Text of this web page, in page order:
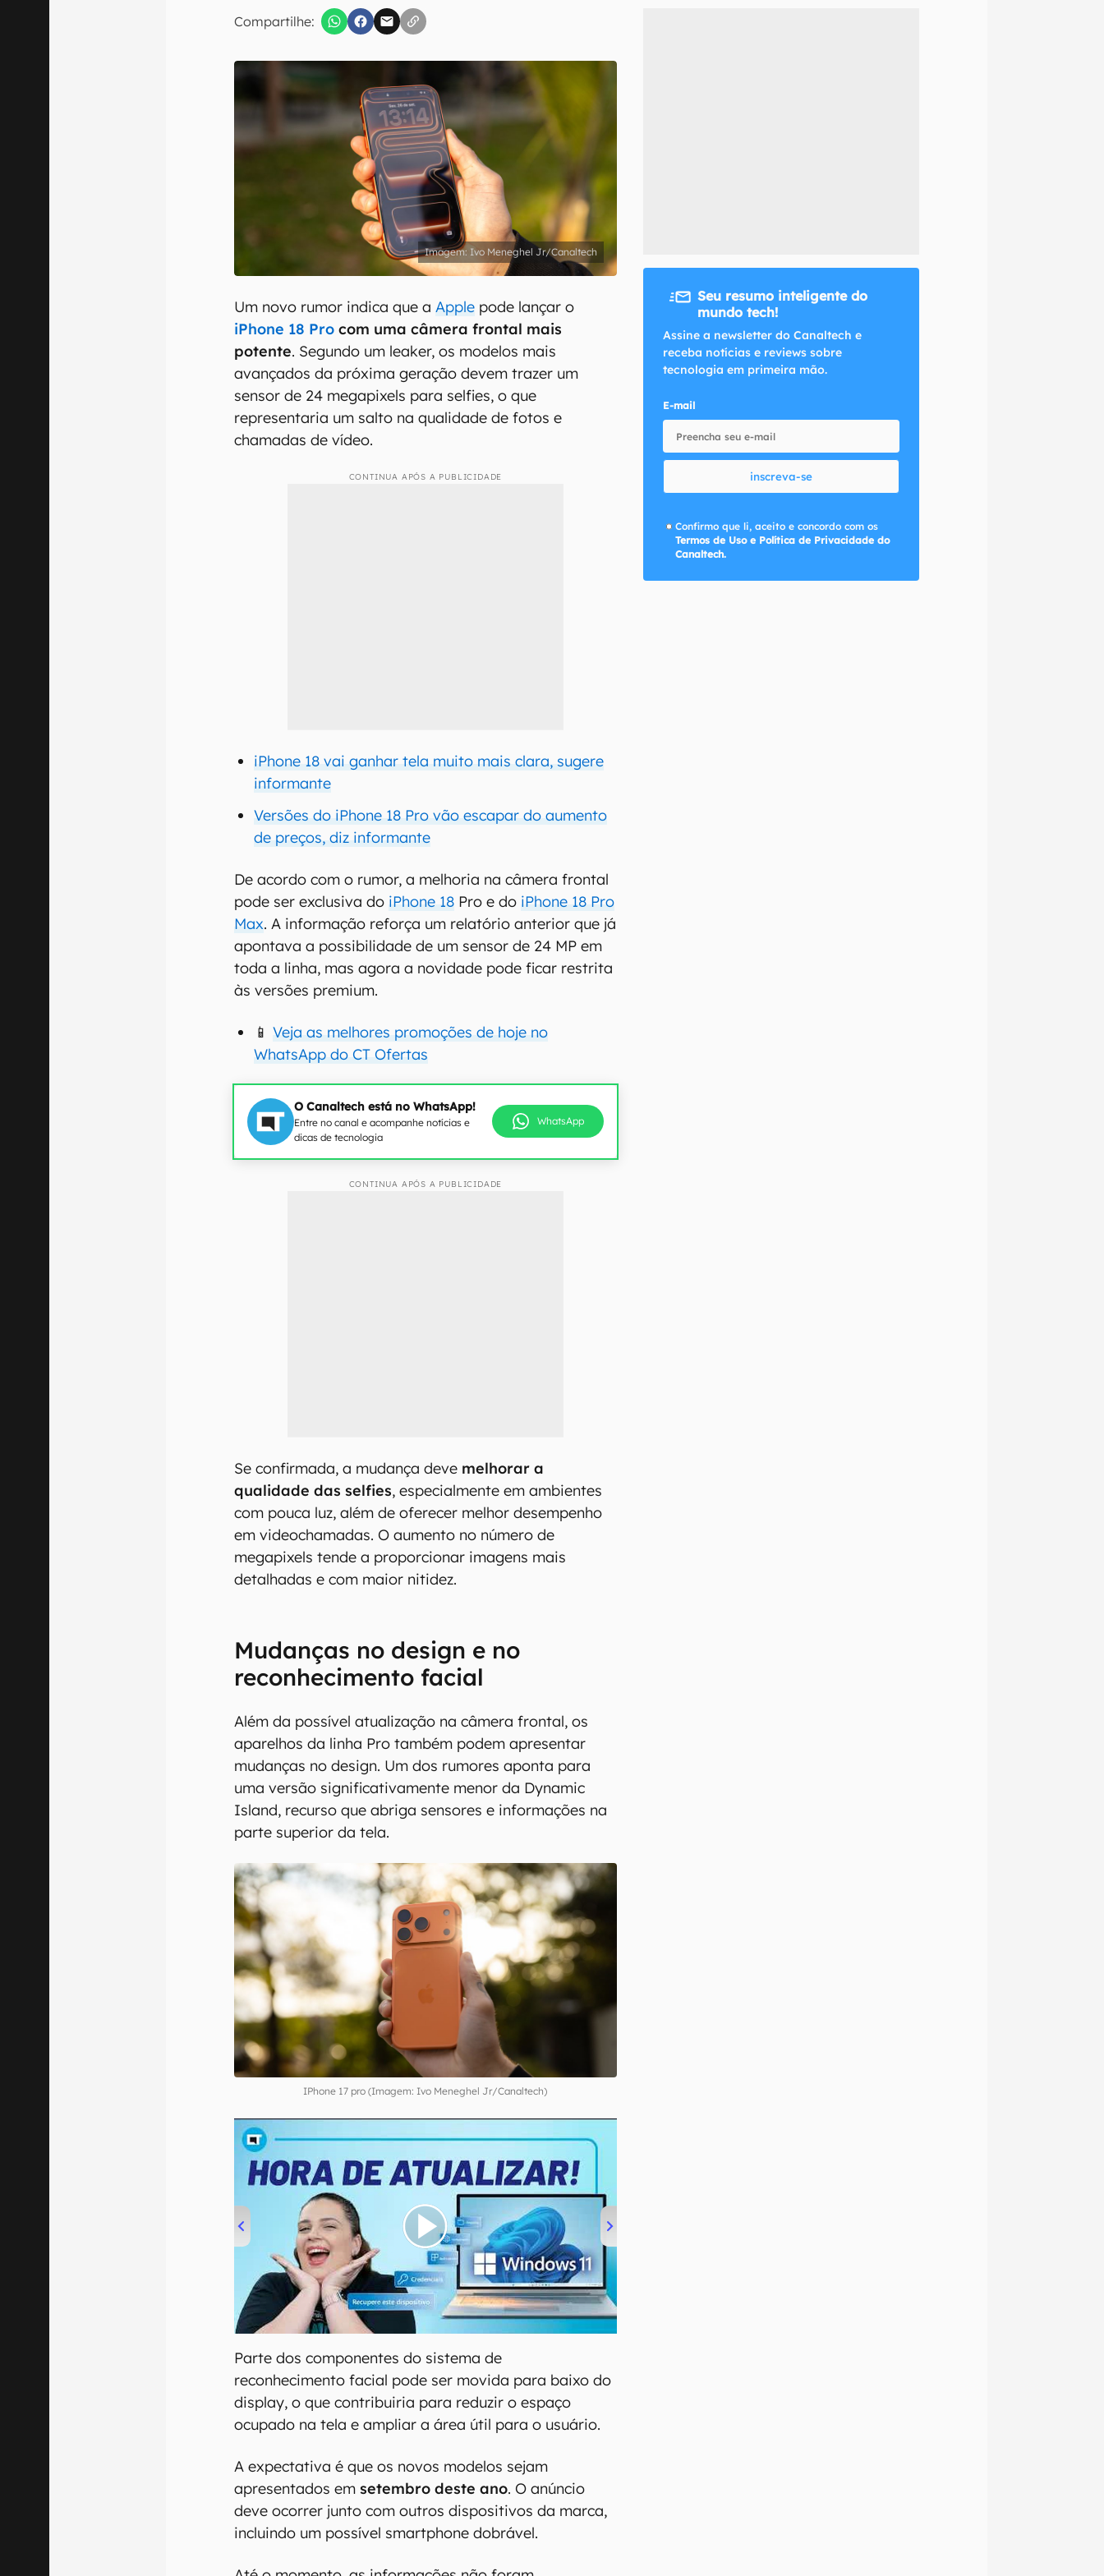
Compartilhe:
Confirmo que li, aceito e concordo com os Termos de Uso e Política de Privacidade do Canaltech.
Ivo Meneghel Jr/Canaltech
Um novo rumor indica que aApple pode lançar o
iPhone 18 Pro com uma câmera frontal mais
potente. Segundo um leaker, os modelos mais
avançados da próxima geração devem trazer um
sensor de 24 megapixels para selfies, o que
representaria um salto na qualidade de fotos e
chamadas de vídeo.
CONTINUA APÓS A PUBLICIDADE
iPhone 18 vai ganhar tela muito mais clara, sugere
informante
Versões do iPhone 18 Pro vão escapar do aumento
de preços, diz informante
De acordo com o rumor, a melhoria na câmera frontal
pode ser exclusiva do iPhone 18 Pro e do iPhone 18 Pro
Max. A informação reforça um relatório anterior que já
apontava a possibilidade de um sensor de 24 MP em
toda a linha, mas agora a novidade pode ficar restrita
às versões premium.
📱Veja as melhores promoções de hoje no
WhatsApp do CT Ofertas
O Canaltech está no WhatsApp!
Entre no canal e acompanhe notícias e
dicas de tecnologia
WhatsApp
CONTINUA APÓS A PUBLICIDADE
Se confirmada, a mudança deve melhorar a
qualidade das selfies, especialmente em ambientes
com pouca luz, além de oferecer melhor desempenho
em videochamadas. O aumento no número de
megapixels tende a proporcionar imagens mais
detalhadas e com maior nitidez.
Mudanças no design e no
reconhecimento facial
Além da possível atualização na câmera frontal, os
aparelhos da linha Pro também podem apresentar
mudanças no design. Um dos rumores aponta para
uma versão significativamente menor da Dynamic
Island, recurso que abriga sensores e informações na
parte superior da tela.
IPhone 17 pro (Imagem: Ivo Meneghel Jr/Canaltech)
00:00/04:52
Parte dos componentes do sistema de
reconhecimento facial pode ser movida para baixo do
display, o que contribuiria para reduzir o espaço
ocupado na tela e ampliar a área útil para o usuário.
A expectativa é que os novos modelos sejam
apresentados em setembro deste ano. O anúncio
deve ocorrer junto com outros dispositivos da marca,
incluindo um possível smartphone dobrável.
Seu resumo inteligente do
mundo tech!
Assine a newsletter do Canaltech e
receba notícias e reviews sobre
tecnologia em primeira mão.
E-mail
inscreva-se
Confirmo que li, aceito e concordo com os
Termos de Uso e Política de Privacidade do
Canaltech.